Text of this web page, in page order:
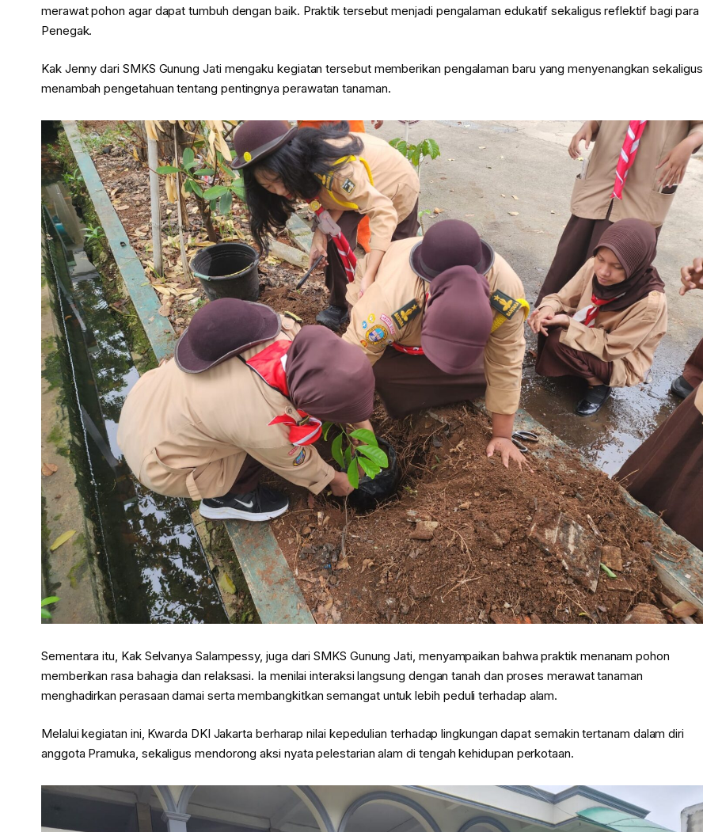
merawat pohon agar dapat tumbuh dengan baik. Praktik tersebut menjadi pengalaman edukatif sekaligus reflektif bagi para
Penegak.
Kak Jenny dari SMKS Gunung Jati mengaku kegiatan tersebut memberikan pengalaman baru yang menyenangkan sekaligus
menambah pengetahuan tentang pentingnya perawatan tanaman.
Sementara itu, Kak Selvanya Salampessy, juga dari SMKS Gunung Jati, menyampaikan bahwa praktik menanam pohon
memberikan rasa bahagia dan relaksasi. Ia menilai interaksi langsung dengan tanah dan proses merawat tanaman
menghadirkan perasaan damai serta membangkitkan semangat untuk lebih peduli terhadap alam.
Melalui kegiatan ini, Kwarda DKI Jakarta berharap nilai kepedulian terhadap lingkungan dapat semakin tertanam dalam diri
anggota Pramuka, sekaligus mendorong aksi nyata pelestarian alam di tengah kehidupan perkotaan.